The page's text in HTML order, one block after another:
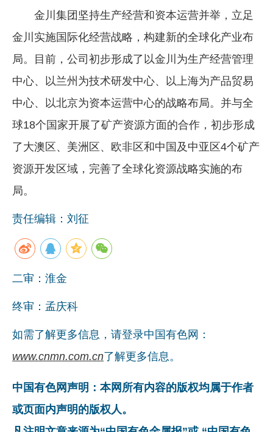
金川集团坚持生产经营和资本运营并举，立足
金川实施国际化经营战略，构建新的全球化产业布
局。目前，公司初步形成了以金川为生产经营管理
中心、以兰州为技术研发中心、以上海为产品贸易
中心、以北京为资本运营中心的战略布局。并与全
球18个国家开展了矿产资源方面的合作，初步形成
了大澳区、美洲区、欧非区和中国及中亚区4个矿产
资源开发区域，完善了全球化资源战略实施的布
局。
责任编辑：刘征
二审：淮金
终审：孟庆科
如需了解更多信息，请登录中国有色网：
www.cnmn.com.cn了解更多信息。
中国有色网声明：本网所有内容的版权均属于作者
或页面内声明的版权人。